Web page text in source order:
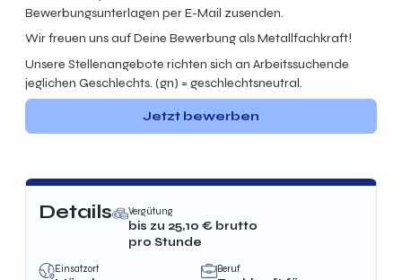
Bewerbungsunterlagen per E-Mail zusenden.
Wir freuen uns auf Deine Bewerbung als Metallfachkraft!
Unsere Stellenangebote richten sich an Arbeitssuchende
jeglichen Geschlechts. (gn) = geschlechtsneutral.
Jetzt bewerben
Details Vergütung
bis zu 25,10 € brutto
pro Stunde
Einsatzort Beruf